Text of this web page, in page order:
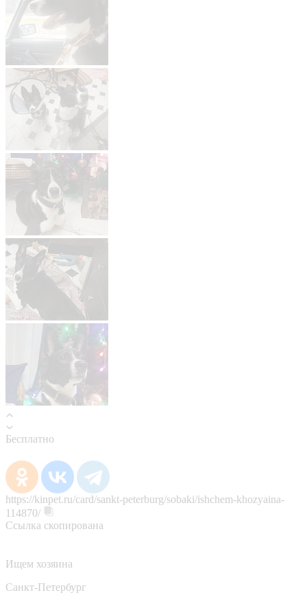
Бесплатно
https://kinpet.ru/card/sankt-peterburg/sobaki/ishchem-khozyaina-
114870/
Ссылка скопирована
Ищем хозяина
Санкт-Петербург